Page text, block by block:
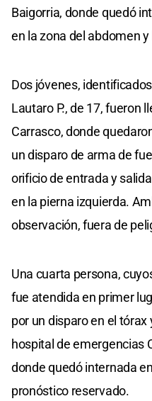
Baigorria, donde quedó
en la zona del abdomen
Dos jóvenes,
Lautaro P., de 17, fueron
Carrasco, donde
un disparo de arma de
orificio de entrada y
en la pierna izquierda.
observación, fuera de
Una cuarta persona,
fue atendida en primer
por un disparo en el
hospital de emergencias
donde quedó internada
pronóstico reservado.